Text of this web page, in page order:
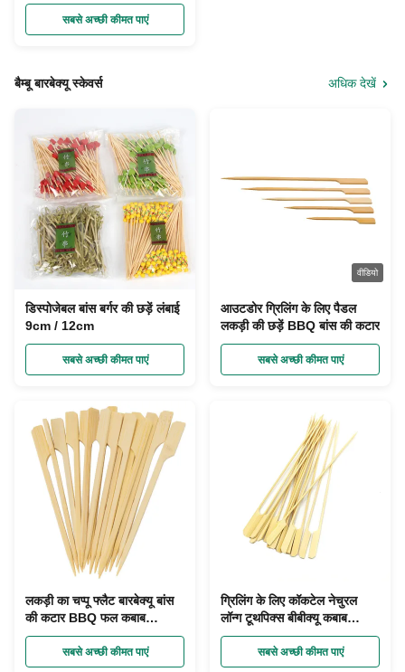
सबसे अच्छी कीमत पाएं
बैम्बू बारबेक्यू स्केवर्स अधिक देखें
डिस्पोजेबल बांस बर्गर की छड़ें लंबाई
9cm / 12cm
सबसे अच्छी कीमत पाएं
वीडियो
आउटडोर ग्रिलिंग के लिए पैडल
लकड़ी की छड़ें BBQ बांस की कटार
सबसे अच्छी कीमत पाएं
लकड़ी का चप्पू फ्लैट बारबेक्यू बांस
की कटार BBQ फल कबाब
डिस्पोजेबल
सबसे अच्छी कीमत पाएं
ग्रिलिंग के लिए कॉकटेल नेचुरल
लॉन्ग टूथपिक्स बीबीक्यू कबाब
स्केवर्स चुनता है
सबसे अच्छी कीमत पाएं